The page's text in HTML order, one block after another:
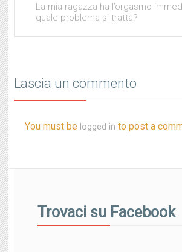
La mia ragazza ha l’orgasmo
quale problema si tratta?
Lascia un commento
You must be logged in to post a
Trovaci su Facebook